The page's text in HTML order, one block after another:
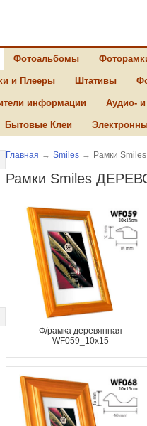
Фотоальбомы
и Плееры Штативы
информации Аудио-
Бытовые Клеи
Главная → Smiles → Рамки
Рамки Smiles
Ф/рамка деревянная
WF059_10x15